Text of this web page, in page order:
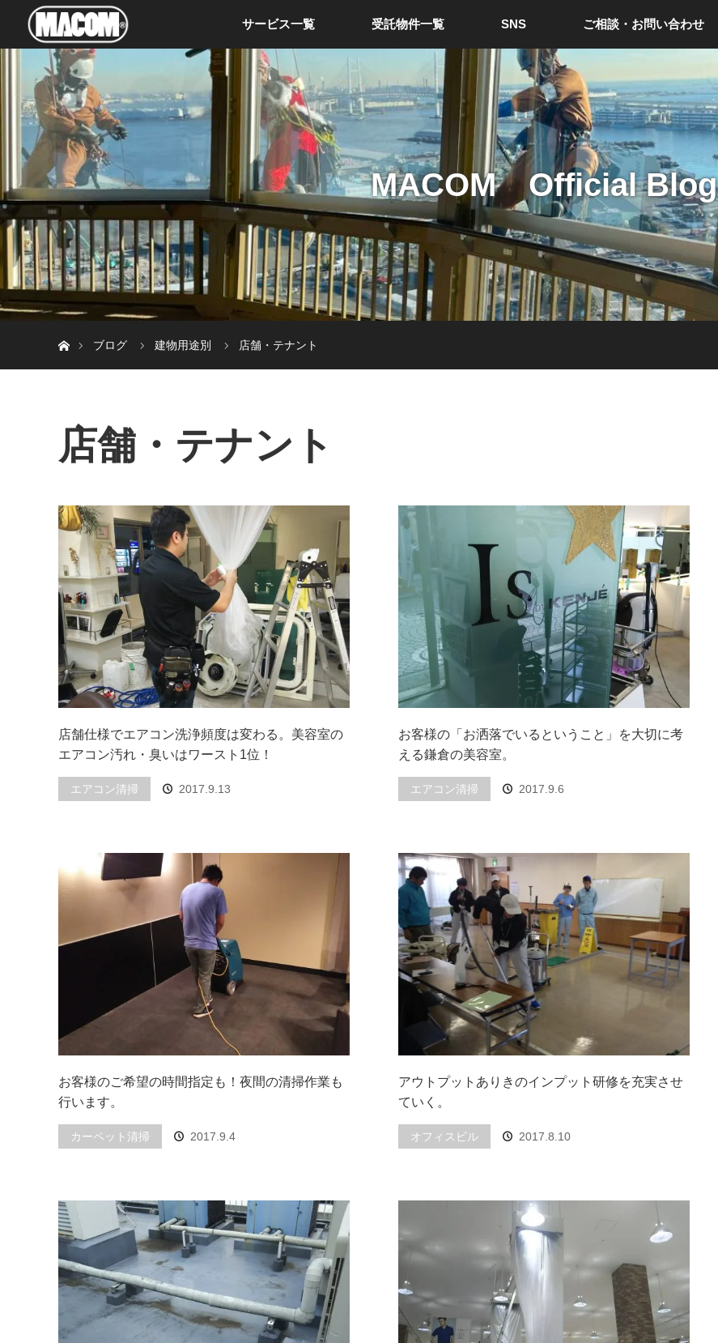
サービス一覧 受託物件一覧 SNS ご相談・お問い合わせ
MACOM Official Blog
ブログ
建物用途別 店舗・テナント
店舗・テナント
店舗仕様でエアコン洗浄頻度は変わる。美容室の
エアコン汚れ・臭いはワースト1位！
エアコン清掃 2017.9.13
お客様の「お洒落でいるということ」を大切に考
える鎌倉の美容室。
エアコン清掃 2017.9.6
お客様のご希望の時間指定も！夜間の清掃作業も
行います。
カーペット清掃 2017.9.4
アウトプットありきのインプット研修を充実させ
ていく。
オフィスビル 2017.8.10